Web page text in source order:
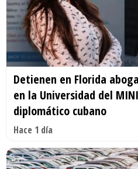
Detienen en Florida
en la Universidad del
diplomático cubano
Hace 1 día